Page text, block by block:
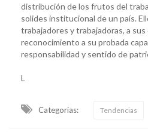
distribución de los frutos del
solides institucional de un país.
trabajadores y trabajadoras, a
reconocimiento a su probada
responsabilidad y sentido de
L
Categorias: Tendencias